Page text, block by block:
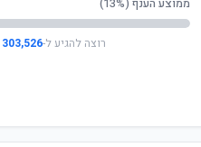
ממוצע הענף (13%)
רוצה להגיע ל-303,526 ₪